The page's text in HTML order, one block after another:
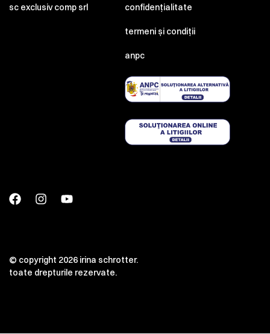
sc exclusiv comp srl confidențialitate
termeni și condiții
anpc
© copyright 2026 irina schrotter.
toate drepturile rezervate.